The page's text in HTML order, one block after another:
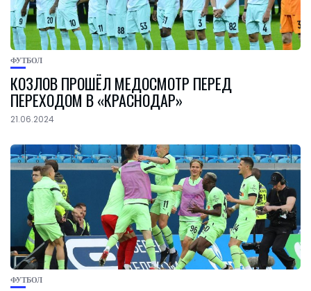
ФУТБОЛ
КОЗЛОВ ПРОШЁЛ МЕДОСМОТР ПЕРЕД
ПЕРЕХОДОМ В «КРАСНОДАР»
21.06.2024
ФУТБОЛ